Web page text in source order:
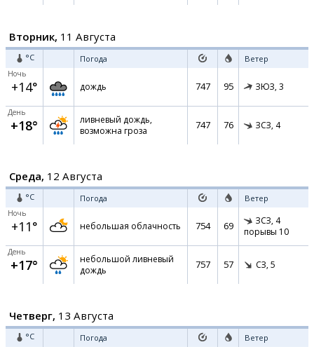
Вторник, 11 Августа
°C Погода Ветер
Ночь
+14° дождь 747 95 ЗЮЗ, 3
День
+18°
ливневый дождь,
возможна гроза
747 76 ЗСЗ, 4
Среда, 12 Августа
°C Погода Ветер
Ночь
+11° небольшая облачность 754 69 ЗСЗ, 4
порывы 10
День
+17°
небольшой ливневый
дождь
757 57 СЗ, 5
Четверг, 13 Августа
°C Погода Ветер